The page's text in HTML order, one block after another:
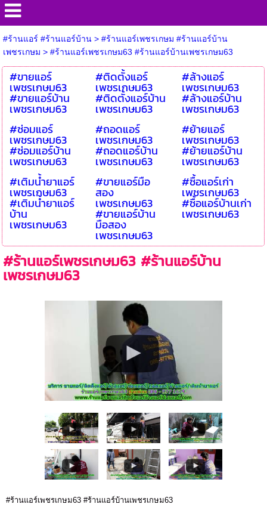
#ร้านแอร์ #ร้านแอร์บ้าน> #ร้านแอร์เพชรเกษม #ร้านแอร์บ้าน
เพชรเกษม > #ร้านแอร์เพชรเกษม63 #ร้านแอร์บ้านเพชรเกษม63
#ขายแอร์
เพชรเกษม63
#ขายแอร์บ้าน
เพชรเกษม63
#ติดตั้งแอร์
เพชรเกษม63
#ติดตั้งแอร์บ้าน
เพชรเกษม63
#ล้างแอร์
เพชรเกษม63
#ล้างแอร์บ้าน
เพชรเกษม63
#ซ่อมแอร์
เพชรเกษม63
#ซ่อมแอร์บ้าน
เพชรเกษม63
#ถอดแอร์
เพชรเกษม63
#ถอดแอร์บ้าน
เพชรเกษม63
#ย้ายแอร์
เพชรเกษม63
#ย้ายแอร์บ้าน
เพชรเกษม63
#เติมน้ำยาแอร์
เพชรเกษม63
#เติมน้ำยาแอร์
บ้าน
เพชรเกษม63
#ขายแอร์มือ
สอง
เพชรเกษม63
#ขายแอร์บ้าน
มือสอง
เพชรเกษม63
#ซื้อแอร์เก่า
เพชรเกษม63
#ซื้อแอร์บ้านเก่า
เพชรเกษม63
#ร้านแอร์เพชรเกษม63 #ร้านแอร์บ้าน
เพชรเกษม63
#ร้านแอร์เพชรเกษม63 #ร้านแอร์บ้านเพชรเกษม63